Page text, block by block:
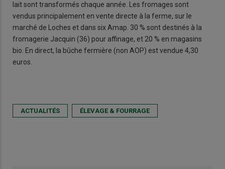
lait sont transformés chaque année. Les fromages sont
vendus principalement en vente directe à la ferme, sur le
marché de Loches et dans six Amap. 30 % sont destinés à la
fromagerie Jacquin (36) pour affinage, et 20 % en magasins
bio. En direct, la bûche fermière (non AOP) est vendue 4,30
euros.
ACTUALITÉS ÉLEVAGE & FOURRAGE